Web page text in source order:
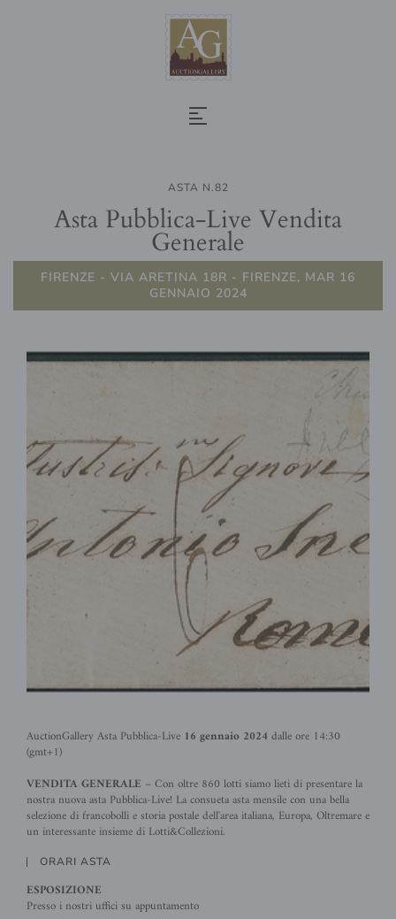
ASTA N.82
Asta Pubblica-Live Vendita
Generale
FIRENZE - VIA ARETINA 18R - FIRENZE, MAR 16
GENNAIO 2024
AuctionGallery Asta Pubblica-Live 16 gennaio 2024 dalle ore 14:30
(gmt+1)
VENDITA GENERALE – Con oltre 860 lotti siamo lieti di presentare la
nostra nuova asta Pubblica-Live! La consueta asta mensile con una bella
selezione di francobolli e storia postale dell'area italiana, Europa, Oltremare e
un interessante insieme di Lotti&Collezioni.
ORARI ASTA
ESPOSIZIONE
Presso i nostri uffici su appuntamento